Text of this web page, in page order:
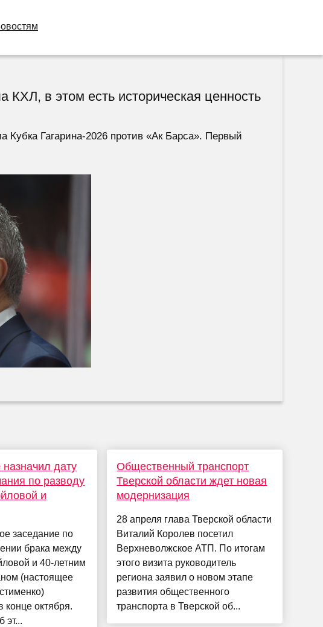
в этом есть историческая ценность
Гагарина-2026 против «Ак Барса». Первый
дату
по разводу
и
заседание по
брака между
и 40-летним
(настоящее
конце октября.
эт...
Общественный транспорт
Тверской области ждет новая
модернизация
28 апреля глава Тверской области
Виталий Королев посетил
Верхневолжское АТП. По итогам
этого визита руководитель
региона заявил о новом этапе
развития общественного
транспорта в Тверской об...